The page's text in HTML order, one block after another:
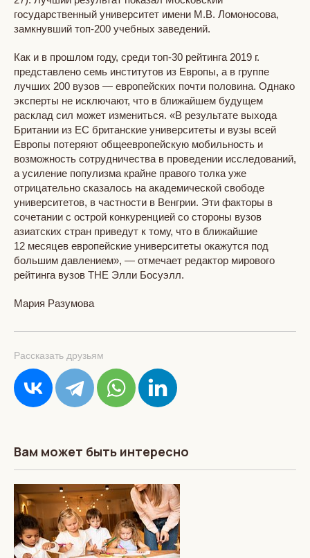
государственный университет имени М.В. Ломоносова,
замкнувший топ-200 учебных заведений.
Как и в прошлом году, среди топ-30 рейтинга 2019 г.
представлено семь институтов из Европы, а в группе
лучших 200 вузов — европейских почти половина. Однако
эксперты не исключают, что в ближайшем будущем
расклад сил может измениться. «В результате выхода
Британии из ЕС британские университеты и вузы всей
Европы потеряют общеевропейскую мобильность и
возможность сотрудничества в проведении исследований,
а усиление популизма крайне правого толка уже
отрицательно сказалось на академической свободе
университетов, в частности в Венгрии. Эти факторы в
сочетании с острой конкуренцией со стороны вузов
азиатских стран приведут к тому, что в ближайшие
12 месяцев европейские университеты окажутся под
большим давлением», — отмечает редактор мирового
рейтинга вузов THE Элли Босуэлл.
Мария Разумова
Рассказать друзьям
Вам может быть интересно